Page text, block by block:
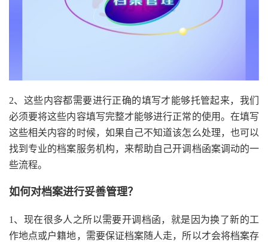
2、这些内容都需要进行正确的填写才能够托管起来，我们
必须要将这些内容填写完整才能够进行正常的使用。在填写
这些相关内容的时候，如果自己不知道该怎么处理，也可以
找到专业的档案服务机构，来帮助自己开调档函案调动的一
些流程。
如何对档案进行妥善管理？
1、现在很多人之所以需要开调档函，就是因为换了新的工
作地点或户籍地，需要保证档案随人走，所以才会将档案存